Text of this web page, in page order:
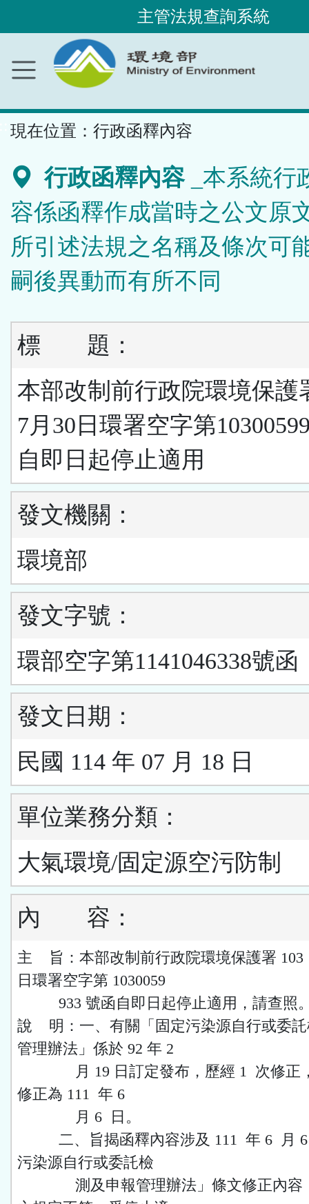
內
容
主管法規查詢系統
現在位置： 行政函釋內容
行政函釋內容
_本系統
容係函釋作成當時之公文原
所引述法規之名稱及條次可
嗣後異動而有所不同
標 題：
本部改制前行政院環境保護
7月30日環署空字第
自即日起停止適用
發文機關：
環境部
發文字號：
環部空字第1141046338號函
發文日期：
民國 114 年 07 月 18 日
單位業務分類：
大氣環境/固定源空污防制
內 容：
主 旨：本部改制前行政院環境保護署
日環署空字第 1030059
933 號函自即日起停止適用，請查照
說 明：一、有關「固定污染源自行或委
管理辦法」係於 92 年 2
月 19 日訂定發布，歷經 1 次修正
修正為 111 年 6
月 6 日。
二、旨揭函釋內容涉及 111 年 6 月 6
污染源自行或委託檢
測及申報管理辦法」條文修正內容